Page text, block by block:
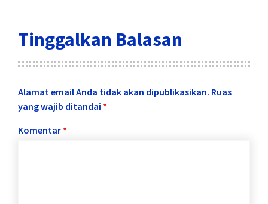
Tinggalkan Balasan
Alamat email Anda tidak akan dipublikasikan. Ruas
yang wajib ditandai *
Komentar *